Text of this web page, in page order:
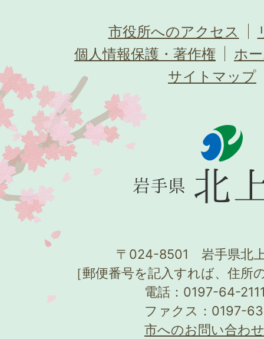
市役所へのアクセス
個人情報保護・著作権
ホ
サイトマップ
〒024-8501 岩手県北
［郵便番号を記入すれば、住所
電話：0197-64-
ファクス：0197-
市へのお問い合わ